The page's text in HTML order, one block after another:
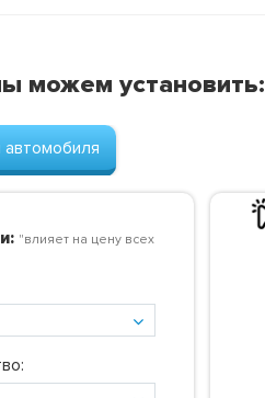
можем установить:
автомобиля
"влияет на цену всех